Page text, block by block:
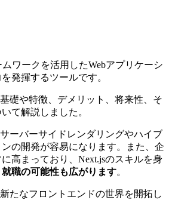
ムワークを活用したWebアプリケーシ
発揮するツールです。
礎や特徴、デメリット、将来性、そ
て解説しました。
サーバーサイドレンダリングやハイブ
の開発が容易になります。また、企
高まっており、Next.jsのスキルを身
職の可能性も広がります。
たなフロントエンドの世界を開拓し